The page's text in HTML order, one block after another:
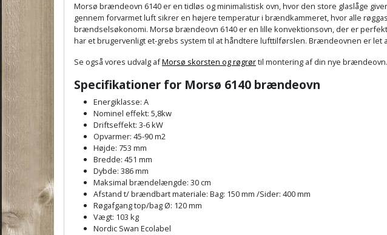
Morsø brændeovn 6140 er en tidløs og minimalistisk ovn, hvor den store glaslåge
gennem forvarmet luft sikrer en højere temperatur i brændkammeret, hvor alle
brændselsøkonomi. Morsø brændeovn 6140 er en lille konvektionsovn, der er
har et brugervenligt et-grebs system til at håndtere lufttilførslen. Brændeovnen er
Se også vores udvalg afMorsø skorsten og røgrørtil montering af din nye brændeovn.
Specifikationer for Morsø 6140 brændeovn
Energiklasse: A
Nominel effekt: 5,8kw
Driftseffekt: 3-6 kW
Opvarmer: 45-90 m2
Højde: 753 mm
Bredde: 451 mm
Dybde: 386 mm
Maksimal brændelængde: 30 cm
Afstand t/ brændbart materiale: Bag: 150 mm /Sider: 400 mm
Røgafgang top/bag Ø: 120 mm
Vægt: 103 kg
Nordic Swan Ecolabel